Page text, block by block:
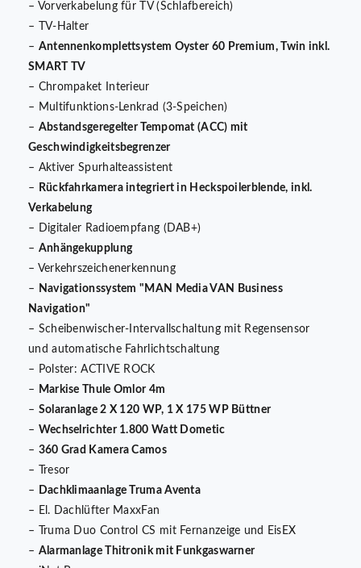
– Vorverkabelung für TV (Schlafbereich)
– TV-Halter
– Antennenkomplettsystem Oyster 60 Premium, Twin inkl.
SMART TV
– Chrompaket Interieur
– Multifunktions-Lenkrad (3-Speichen)
– Abstandsgeregelter Tempomat (ACC) mit
Geschwindigkeitsbegrenzer
– Aktiver Spurhalteassistent
–
Rückfahrkamera integriert in Heckspoilerblende, inkl.
Verkabelung
– Digitaler Radioempfang (DAB+)
– Anhängekupplung
– Verkehrszeichenerkennung
– Navigationssystem "MAN Media VAN Business
Navigation"
– Scheibenwischer-Intervallschaltung mit Regensensor
und automatische Fahrlichtschaltung
– Polster: ACTIVE ROCK
– Markise Thule Omlor 4m
– Solaranlage 2 X 120 WP, 1 X 175 WP Büttner
– Wechselrichter 1.800 Watt Dometic
– 360 Grad Kamera Camos
– Tresor
–
Dachklimaanlage Truma Aventa
– El. Dachlüfter MaxxFan
– Truma Duo Control CS mit Fernanzeige und EisEX
– Alarmanlage Thitronik mit Funkgaswarner